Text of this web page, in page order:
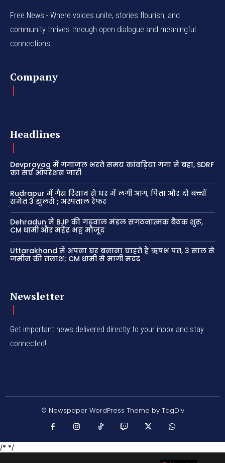
Free News - Where voices unite, stories flourish, and
community thrives through open dialogue and meaningful
connections.
Company
Headlines
Devprayag में गंगाजल भरते समय कांवड़िया गंगा में बहा, SDRF
का सर्च ऑपरेशन जारी
Rudrapur में गैस रिसाव से घर में लगी आग, पिता और दो बच्चों
समेत 3 झुलसे ; अस्पताल रेफर
Dehradun में BJP की गढ़वाल मंडल संगठनात्मक बैठक शुरू,
CM धामी और महेंद्र भट्ट मौजूद
Uttarakhand में अपना घर बनाना चाहते हैं ऋषभ पंत, 3 साल से
जमीन की तलाश; CM धामी से मांगी मदद
Newsletter
Get important news delivered directly to your inbox and stay
connected!
© Newspaper WordPress Theme by TagDiv
/* */